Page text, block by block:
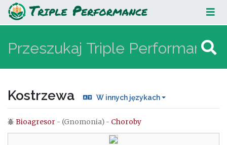
Kostrzewa
Kostrzewa W innych językach
Skocz do:nawigacja,szukaj
Bioagresor - (Gnomonia) - Choroby